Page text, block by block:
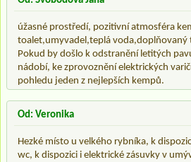
úžasné prostředí, pozitivní atmosféra
toalet,umyvadel,teplá voda,doplňovaný
Pokud by došlo k odstranění letitých
nádobí, ke zprovoznění elektrických
pohledu jeden z nejlepších kempů.
Od: Veronika
Hezké místo u velkého rybníka, k
wc, k dispozici i elektrické zásuvky v